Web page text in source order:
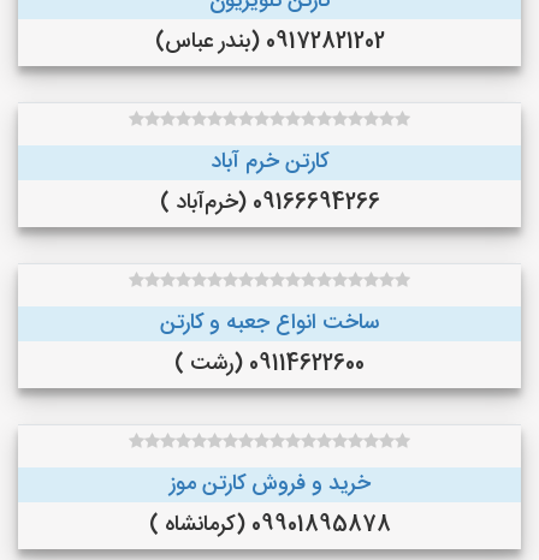
09172821202 (بندر عباس)
کارتن خرم آباد
09166694266 (خرم‌آباد )
ساخت انواع جعبه و کارتن
09114622600 (رشت )
خرید و فروش کارتن موز
09901895878 (کرمانشاه )